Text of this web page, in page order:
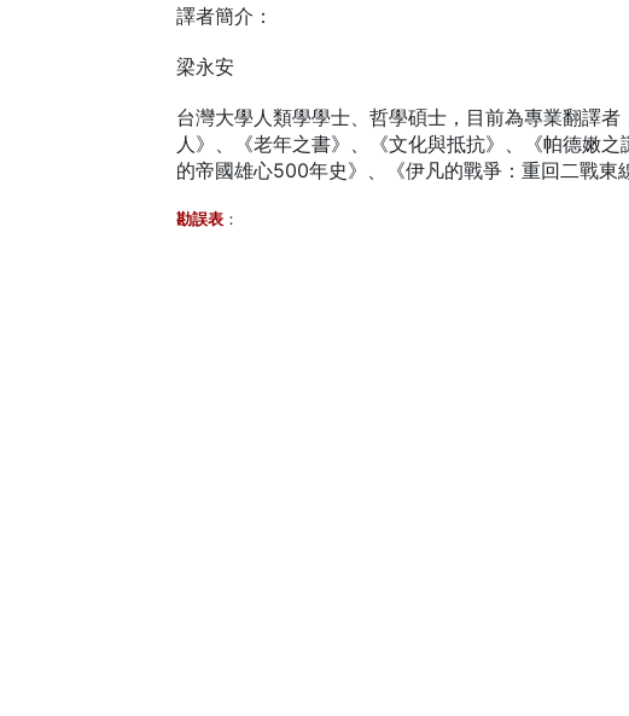
譯者簡介：
梁永安
台灣大學人類學學士、哲學碩士，目前為專業翻譯
人》、《老年之書》、《文化與抵抗》、《帕德嫩
的帝國雄心500年史》、《伊凡的戰爭：重回二戰東
勘誤表 ：